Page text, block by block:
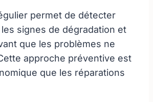
permet de détecter
signes de dégradation et
que les problèmes ne
approche préventive est
que les réparations